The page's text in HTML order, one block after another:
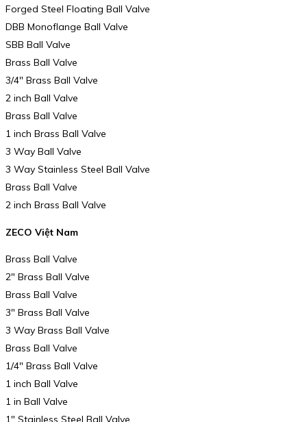
Forged Steel Floating Ball Valve
DBB Monoflange Ball Valve
SBB Ball Valve
Brass Ball Valve
3/4″ Brass Ball Valve
2 inch Ball Valve
Brass Ball Valve
1 inch Brass Ball Valve
3 Way Ball Valve
3 Way Stainless Steel Ball Valve
Brass Ball Valve
2 inch Brass Ball Valve
ZECO Việt Nam
Brass Ball Valve
2″ Brass Ball Valve
Brass Ball Valve
3″ Brass Ball Valve
3 Way Brass Ball Valve
Brass Ball Valve
1/4″ Brass Ball Valve
1 inch Ball Valve
1 in Ball Valve